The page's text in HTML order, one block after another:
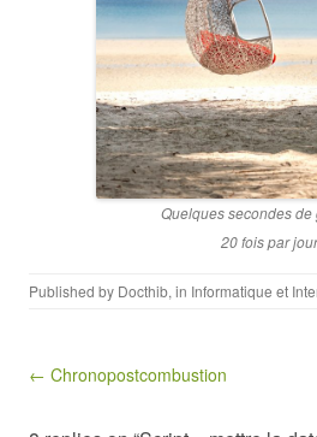
Quelques secondes de
20 fois par jour
Published by Docthib, in Informatique et
Post navigation
← Chronopostcombustion